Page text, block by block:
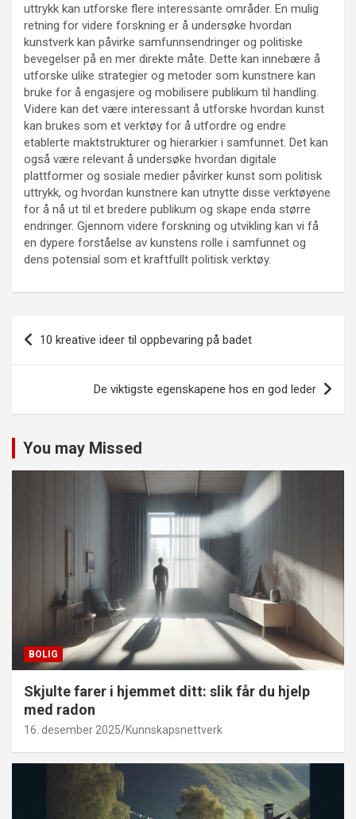
uttrykk kan utforske flere interessante områder. En mulig
retning for videre forskning er å undersøke hvordan
kunstverk kan påvirke samfunnsendringer og politiske
bevegelser på en mer direkte måte. Dette kan innebære å
utforske ulike strategier og metoder som kunstnere kan
bruke for å engasjere og mobilisere publikum til handling.
Videre kan det være interessant å utforske hvordan kunst
kan brukes som et verktøy for å utfordre og endre
etablerte maktstrukturer og hierarkier i samfunnet. Det kan
også være relevant å undersøke hvordan digitale
plattformer og sosiale medier påvirker kunst som politisk
uttrykk, og hvordan kunstnere kan utnytte disse verktøyene
for å nå ut til et bredere publikum og skape enda større
endringer. Gjennom videre forskning og utvikling kan vi få
en dypere forståelse av kunstens rolle i samfunnet og
dens potensial som et kraftfullt politisk verktøy.
Innleggsnavigasjon
10 kreative ideer til oppbevaring på badet
De viktigste egenskapene hos en god leder
You may Missed
BOLIG
Skjulte farer i hjemmet ditt: slik får du hjelp
med radon
16. desember 2025 Kunnskapsnettverk